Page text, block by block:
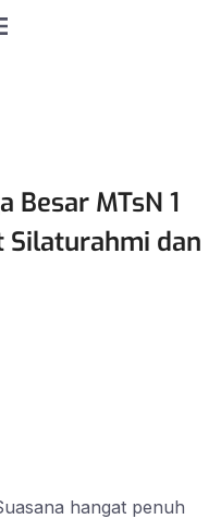
Besar MTsN 1
Silaturahmi dan
hangat penuh